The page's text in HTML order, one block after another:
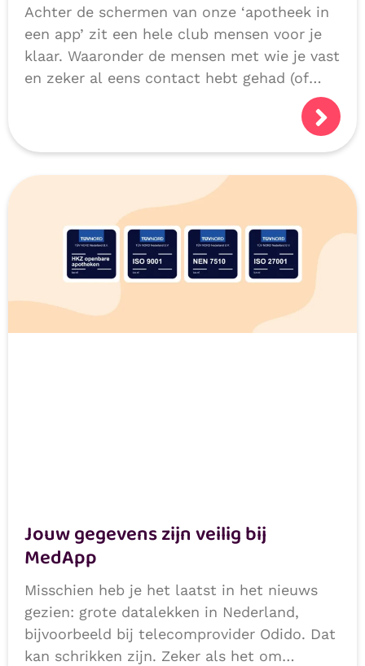
Achter de schermen van onze ‘apotheek in
een app’ zit een hele club mensen voor je
klaar. Waaronder de mensen met wie je vast
en zeker al eens contact hebt gehad (of
Jouw gegevens zijn veilig bij
MedApp
Misschien heb je het laatst in het nieuws
gezien: grote datalekken in Nederland,
bijvoorbeeld bij telecomprovider Odido. Dat
kan schrikken zijn. Zeker als het om